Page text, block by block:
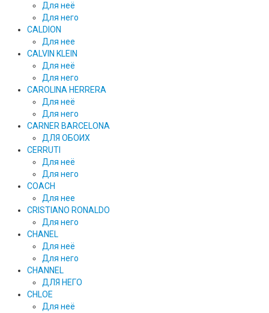
Для неё
Для него
CALDION
Для нее
CALVIN KLEIN
Для неё
Для него
CAROLINA HERRERA
Для неё
Для него
CARNER BARCELONA
ДЛЯ ОБОИХ
CERRUTI
Для неё
Для него
COACH
Для нее
CRISTIANO RONALDO
Для него
CHANEL
Для неё
Для него
CHANNEL
ДЛЯ НЕГО
CHLOE
Для неё